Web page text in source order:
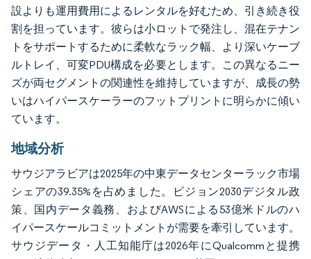
設よりも運用費用によるレンタルを好むため、引き続き役
割を担っています。彼らは小ロットで発注し、混在テナン
トをサポートするために柔軟なラック幅、より深いケーブ
ルトレイ、可変PDU構成を必要とします。この異なるニー
ズが両セグメントの関連性を維持していますが、成長の勢
いはハイパースケーラーのフットプリントに明らかに傾い
ています。
地域分析
サウジアラビアは2025年の中東データセンターラック市場
シェアの39.35%を占めました。ビジョン2030デジタル政
策、国内データ義務、およびAWSによる53億米ドルのハ
イパースケールコミットメントが需要を牽引しています。
サウジデータ・人工知能庁は2026年にQualcommと提携